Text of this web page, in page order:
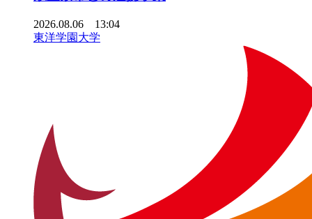
2026.08.06 13:04
東洋学園大学